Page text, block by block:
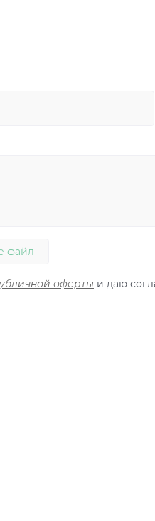
файл
оферты и даю